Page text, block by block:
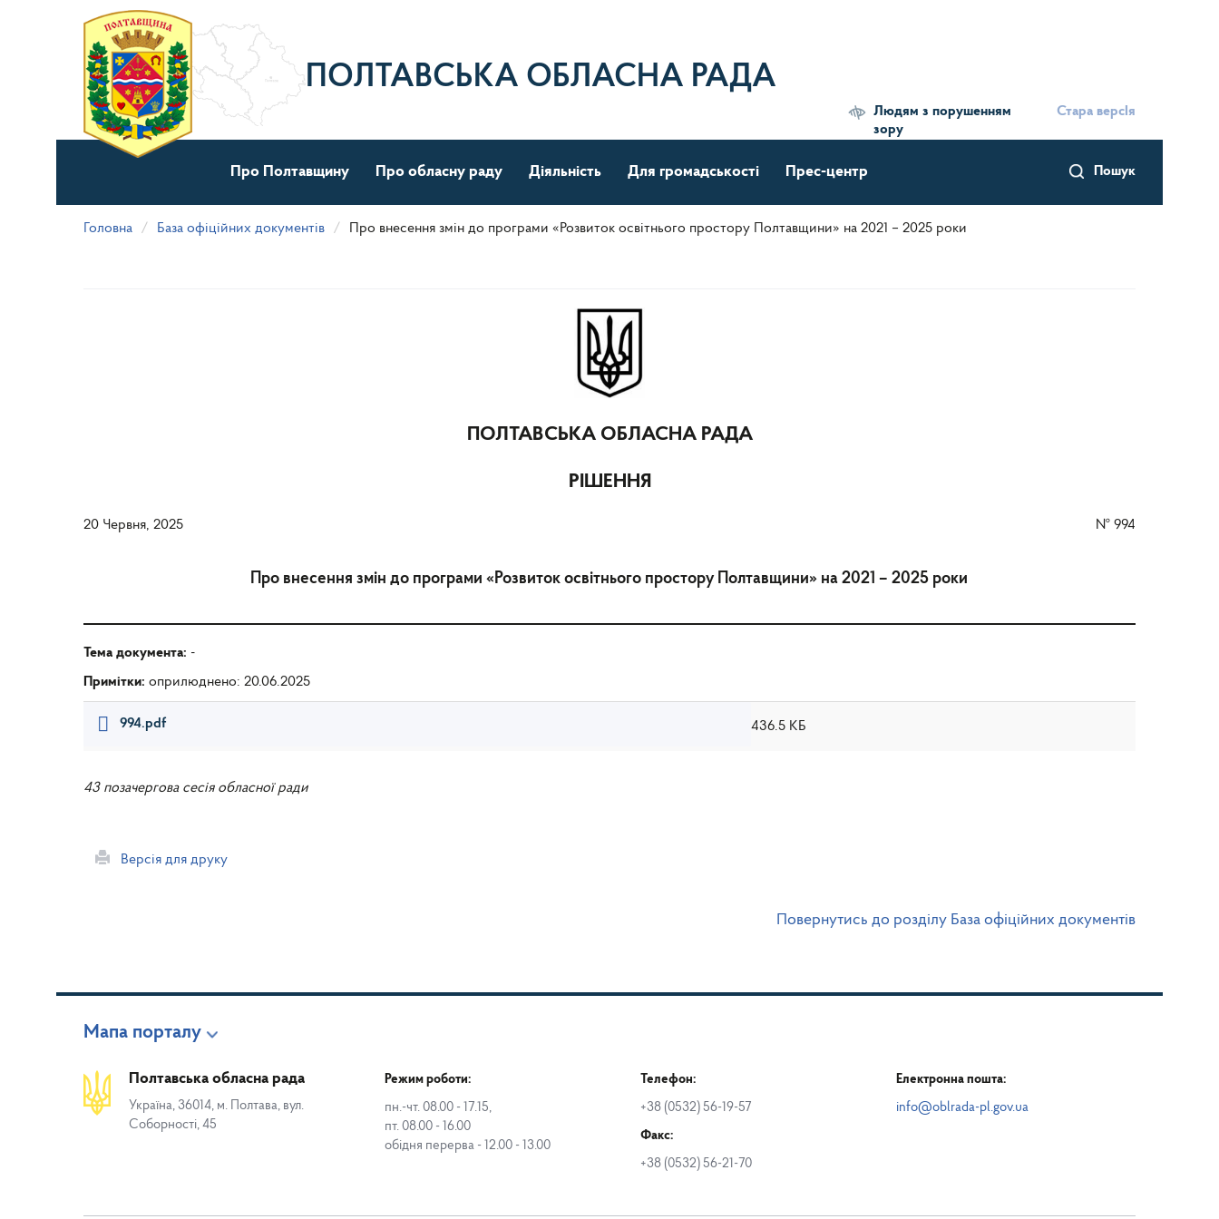
матеріалу
ПОЛТАВСЬКА ОБЛАСНА РАДА
Людям з порушенням
зору
Стара версІя
Пошук
Про Полтавщину Про обласну раду Діяльність Для громадськості Прес-центр
Головна База офіційних документів Про внесення змін до програми «Розвиток освітнього простору Полтавщини» на 2021 – 2025 роки
ПОЛТАВСЬКА ОБЛАСНА РАДА
РІШЕННЯ
20 Червня, 2025 № 994
Про внесення змін до програми «Розвиток освітнього простору Полтавщини» на 2021 – 2025 роки
Тема документа: -
Примітки: оприлюднено: 20.06.2025
994.pdf 436.5 КБ
43 позачергова сесія обласної ради
Версія для друку
Повернутись до розділу База офіційних документів
Мапа порталу
Полтавська обласна рада
Україна, 36014, м. Полтава, вул.
Соборності, 45
Режим роботи:
пн.-чт. 08.00 - 17.15,
пт. 08.00 - 16.00
обідня перерва - 12.00 - 13.00
Телефон:
+38 (0532) 56-19-57
Факс:
+38 (0532) 56-21-70
Електронна пошта:
info@oblrada-pl.gov.ua